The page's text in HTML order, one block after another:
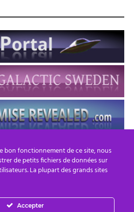
bon fonctionnement de ce site, nous
de petits fichiers de données sur
La plupart des grands sites
Accepter